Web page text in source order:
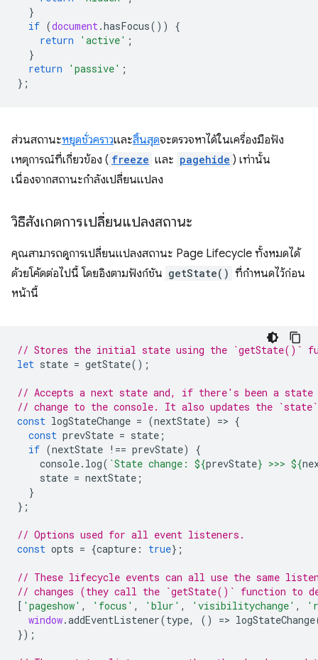
}
if (document .hasFocus())
{
return
'active' ;
}
return
'passive' ;
};
ส่วนสถานะหยุดชั่วคราวและสิ้นสุดจะตรวจหาได้ในเครื่องมือฟัง
เหตุการณ์ที่เกี่ยวข้อง ( freeze และ pagehide ) เท่านั้น
เนื่องจากสถานะกำลังเปลี่ยนแปลง
วิธีสังเกตการเปลี่ยนแปลงสถานะ
คุณสามารถดูการเปลี่ยนแปลงสถานะ Page Lifecycle ทั้งหมดได้
ด้วยโค้ดต่อไปนี้ โดยอิงตามฟังก์ชัน getState() ที่กำหนดไว้ก่อน
หน้านี้
// Stores the initial state using the `getState()`
let state = getState();
// Accepts a next state and, if there's been a state
// change to the console. It also updates the `state`
const logStateChange = (nextState) => {
const prevState = state ;
if (nextState !== prevState)
{
console. log( `State change: ${prevState} >>> ${
state = nextState ;
}
};
// Options used for all event listeners.
const opts = {capture : true};
// These lifecycle events can all use the same
// changes (they call the `getState()` function to
[ 'pageshow' , 'focus' , 'blur' , 'visibilitychange' ,
window.addEventListener(type, () => logStateChange
});